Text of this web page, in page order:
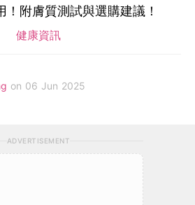
！附膚質測試與選購建議！
健康資訊
on 06 Jun 2025
ADVERTISEMENT